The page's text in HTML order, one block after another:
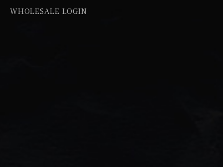
WHOLESALE LOGIN